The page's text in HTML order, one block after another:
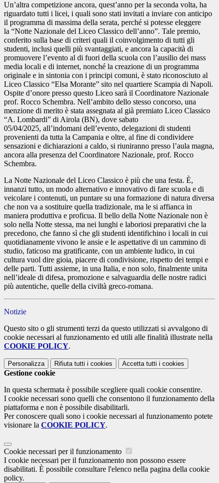
Un’altra competizione ancora, quest’anno per la seconda volta, ha
riguardato tutti i licei, i quali sono stati invitati a inviare con anticipo
il programma di massima della serata, perché si potesse eleggere
la “Notte Nazionale del Liceo Classico dell’anno”. Tale premio,
conferito sulla base di criteri quali il coinvolgimento di tutti gli
studenti, inclusi quelli più svantaggiati, e ancora la capacità di
promuovere l’evento al di fuori della scuola con l’ausilio dei mass
media locali e di internet, nonché la creazione di un programma
originale e in sintonia con i principi comuni, è stato riconosciuto al
Liceo Classico “Elsa Morante” sito nel quartiere Scampia di Napoli.
Ospite d’onore presso questo Liceo sarà il Coordinatore Nazionale
prof. Rocco Schembra. Nell’ambito dello stesso concorso, una
menzione di merito è stata assegnata al già premiato Liceo Classico
“A. Lombardi” di Airola (BN), dove sabato
05/04/2025, all’indomani dell’evento, delegazioni di studenti
provenienti da tutta la Campania e oltre, al fine di condividere
sensazioni e dichiarazioni a caldo, si riuniranno presso l’aula magna,
ancora alla presenza del Coordinatore Nazionale, prof. Rocco
Schembra.
La Notte Nazionale del Liceo Classico è più che una festa. È,
innanzi tutto, un modo alternativo e innovativo di fare scuola e di
veicolare i contenuti, un puntare su una formazione di natura diversa
che non va a sostituire quella tradizionale, ma le si affianca in
maniera produttiva e proficua. Il bello della Notte Nazionale non è
solo nella Notte stessa, ma nei lunghi e laboriosi preparativi che la
precedono, che fanno sì che gli studenti identifichino i locali in cui
quotidianamente vivono le ansie e le aspettative di un cammino di
studio, faticoso ma gratificante, con un ambiente ludico, in cui
cultura vuol dire gioia, piacere di condivisione, rispetto dei tempi e
delle parti. Tutti assieme, in una Italia, e non solo, finalmente unita
nell’ideale di difesa, promozione e salvaguardia delle nostre radici
più autentiche, quelle della civiltà greco-romana.
Notizie
Questo sito o gli strumenti terzi da questo utilizzati si avvalgono di
cookie necessari al funzionamento ed utili alle finalità illustrate nella
COOKIE POLICY.
Personalizza Rifiuta tutti i cookies Accetta tutti i cookies
Gestione cookie
In questa schermata è possibile scegliere quali cookie consentire.
I cookie necessari sono quelli che consentono il funzionamento della
piattaforma e non è possibile disabilitarli.
Per conoscere quali sono i cookie necessari al funzionamento potete
visionare la COOKIE POLICY.
Cookie necessari per il funzionamento
I cookie necessari per il funzionamento non possono essere
disabilitati. È possibile consultare l'elenco nella pagina della cookie
policy.